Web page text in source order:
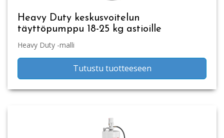
Heavy Duty keskusvoitelun
täyttöpumppu 18-25 kg astioille
Heavy Duty -malli
Tutustu tuotteeseen